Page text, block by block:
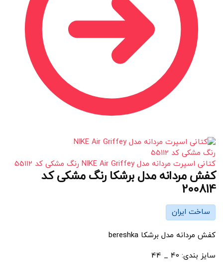
کتانی اسپرت مردانه مدل NIKE Air Griffey رنگ مشکی کد 55112
کفش مردانه مدل برشکا رنگ مشکی کد
200814
ساخت ایران
کفش مردانه مدل برشکا bereshka
سایز بندی: 40 _ 44